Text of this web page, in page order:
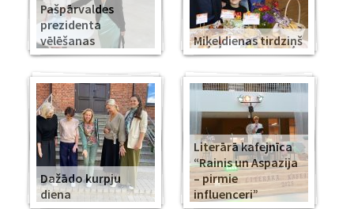
Pašpārvaldes
prezidenta
vēlēšanas
Miķeļdienas tirdziņš
Dažādo kurpju
diena
Literārā kafejnīca
“Rainis un Aspazija
– pirmie
influenceri”